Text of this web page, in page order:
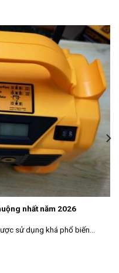
nhất năm 2026
sử dụng khá phổ biến...